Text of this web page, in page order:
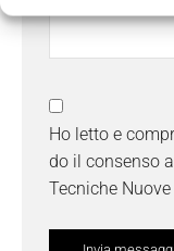
Ho letto e
do il consenso
Tecniche Nuove